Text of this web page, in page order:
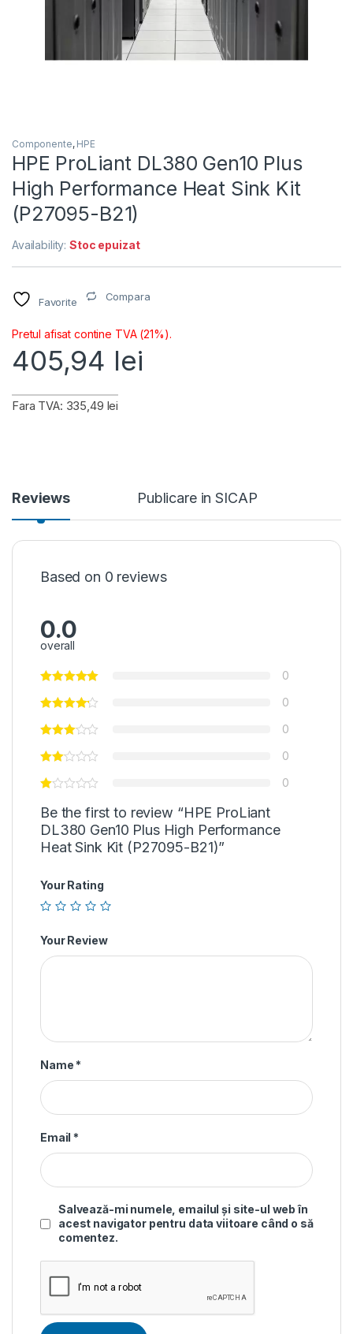
Componente, HPE
HPE ProLiant DL380 Gen10 Plus
High Performance Heat Sink Kit
(P27095-B21)
Availability:Stoc epuizat
Favorite Compara
Pretul afisat contine TVA (21%).
405,94 lei
Fara TVA: 335,49 lei
Reviews Publicare in SICAP
Based on 0 reviews
0.0
overall
0
0
0
0
0
Be the first to review “HPE ProLiant
DL380 Gen10 Plus High Performance
Heat Sink Kit (P27095-B21)”
Your Rating
Your Review
Name *
Email *
Salvează-mi numele, emailul și site-ul web în
acest navigator pentru data viitoare când o să
comentez.